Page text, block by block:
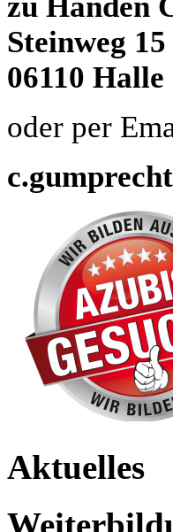
zu Händen
Steinweg 15
06110 Halle
oder per
Aktuelles